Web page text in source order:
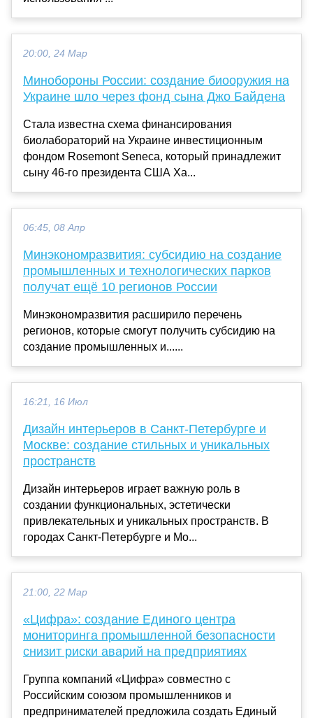
20:00, 24 Мар
Минобороны России: создание биооружия на
Украине шло через фонд сына Джо Байдена
Стала известна схема финансирования
биолабораторий на Украине инвестиционным
фондом Rosemont Seneca, который принадлежит
сыну 46-го президента США Ха...
06:45, 08 Апр
Минэкономразвития: субсидию на создание
промышленных и технологических парков
получат ещё 10 регионов России
Минэкономразвития расширило перечень
регионов, которые смогут получить субсидию на
создание промышленных и......
16:21, 16 Июл
Дизайн интерьеров в Санкт-Петербурге и
Москве: создание стильных и уникальных
пространств
Дизайн интерьеров играет важную роль в
создании функциональных, эстетически
привлекательных и уникальных пространств. В
городах Санкт-Петербурге и Мо...
21:00, 22 Мар
«Цифра»: создание Единого центра
мониторинга промышленной безопасности
снизит риски аварий на предприятиях
Группа компаний «Цифра» совместно с
Российским союзом промышленников и
предпринимателей предложила создать Единый